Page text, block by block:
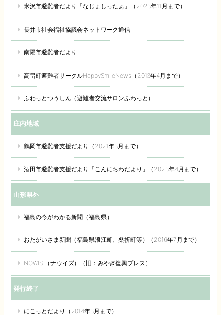
米沢市避難者だより「なじょしったぁ」（2023年11月まで）
長井市社会福祉協議会ネットワーク通信
南陽市避難者だより
高畠町避難者サークルHappySmileNews（2013年4月まで）
ふわっとつうしん（避難者交流サロンふわっと）
庄内地域
鶴岡市避難者支援だより（2021年3月まで）
酒田市避難者支援だより「こんにちわだより」（2023年4月まで）
山形県外
福島の今がわかる新聞（福島県）
おたがいさま新聞（福島県浪江町、桑折町等）（2016年7月まで）
NOWIS.（ナウイズ）（旧：みやぎ復興プレス）
発行終了
にこっとだより（2014年3月まで）